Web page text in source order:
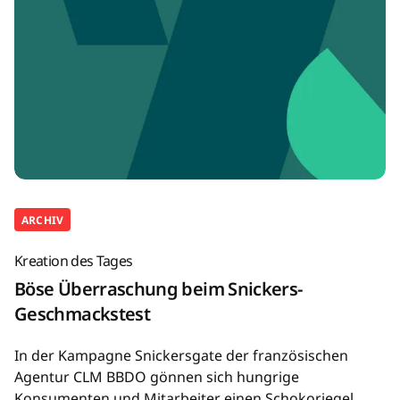
ARCHIV
Kreation des Tages
Böse Überraschung beim Snickers-
Geschmackstest
In der Kampagne Snickersgate der französischen
Agentur CLM BBDO gönnen sich hungrige